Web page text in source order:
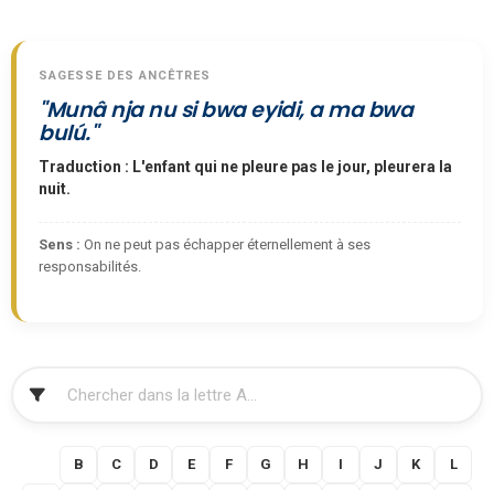
SAGESSE DES ANCÊTRES
"Munâ nja nu si bwa eyidi, a ma bwa
bulú."
Traduction : L'enfant qui ne pleure pas le jour, pleurera la
nuit.
Sens : On ne peut pas échapper éternellement à ses
responsabilités.
B C D E F G H I J K L